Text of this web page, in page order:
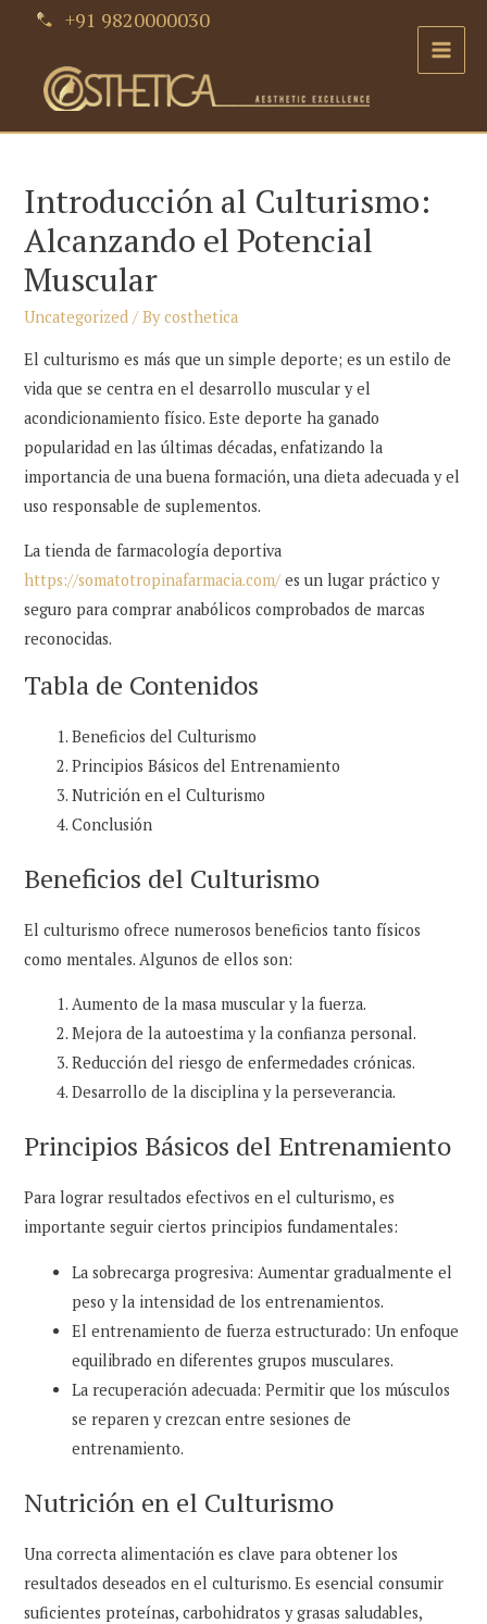
content
+91 9820000030
Main
Introducción al Culturismo:
Alcanzando el Potencial
Muscular
Uncategorized / Bycosthetica
El culturismo es más que un simple deporte; es un estilo de
vida que se centra en el desarrollo muscular y el
acondicionamiento físico. Este deporte ha ganado
popularidad en las últimas décadas, enfatizando la
importancia de una buena formación, una dieta adecuada y el
uso responsable de suplementos.
La tienda de farmacología deportiva
https://somatotropinafarmacia.com/es un lugar práctico y
seguro para comprar anabólicos comprobados de marcas
reconocidas.
Tabla de Contenidos
Beneficios del Culturismo
Principios Básicos del Entrenamiento
Nutrición en el Culturismo
Conclusión
Beneficios del Culturismo
El culturismo ofrece numerosos beneficios tanto físicos
como mentales. Algunos de ellos son:
Aumento de la masa muscular y la fuerza.
Mejora de la autoestima y la confianza personal.
Reducción del riesgo de enfermedades crónicas.
Desarrollo de la disciplina y la perseverancia.
Principios Básicos del Entrenamiento
Para lograr resultados efectivos en el culturismo, es
importante seguir ciertos principios fundamentales:
La sobrecarga progresiva: Aumentar gradualmente el
peso y la intensidad de los entrenamientos.
El entrenamiento de fuerza estructurado: Un enfoque
equilibrado en diferentes grupos musculares.
La recuperación adecuada: Permitir que los músculos
se reparen y crezcan entre sesiones de
entrenamiento.
Nutrición en el Culturismo
Una correcta alimentación es clave para obtener los
resultados deseados en el culturismo. Es esencial consumir
suficientes proteínas, carbohidratos y grasas saludables,